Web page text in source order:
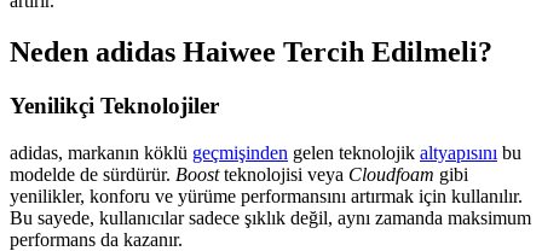
Neden adidas Haiwee Tercih Edilmeli?
Yenilikçi Teknolojiler
adidas, markanın köklü geçmişinden gelen teknolojik altyapısını bu
modelde de sürdürür. Boostteknolojisi veya Cloudfoam gibi
yenilikler, konforu ve yürüme performansını artırmak için kullanılır.
Bu sayede, kullanıcılar sadece şıklık değil, aynı zamanda maksimum
performans da kazanır.